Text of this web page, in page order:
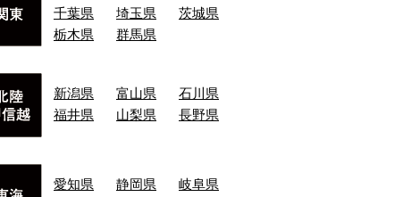
千葉県
埼玉県
茨城県
栃木県
群馬県
新潟県 富山県
石川県
福井県
山梨県 長野県
愛知県 静岡県
岐阜県